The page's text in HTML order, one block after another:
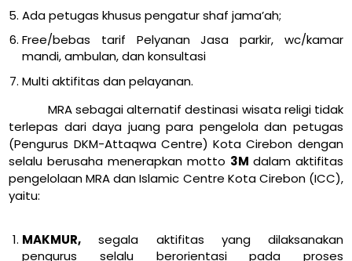
Ada petugas khusus pengatur shaf jama’ah;
Free/bebas tarif Pelyanan Jasa parkir, wc/kamar
mandi, ambulan, dan konsultasi
Multi aktifitas dan pelayanan.
MRA sebagai alternatif destinasi wisata religi tidak
terlepas dari daya juang para pengelola dan petugas
(Pengurus DKM-Attaqwa Centre) Kota Cirebon dengan
selalu berusaha menerapkan motto 3M dalam aktifitas
pengelolaan MRA dan Islamic Centre Kota Cirebon (ICC),
yaitu:
MAKMUR, segala aktifitas yang dilaksanakan
pengurus selalu berorientasi pada proses